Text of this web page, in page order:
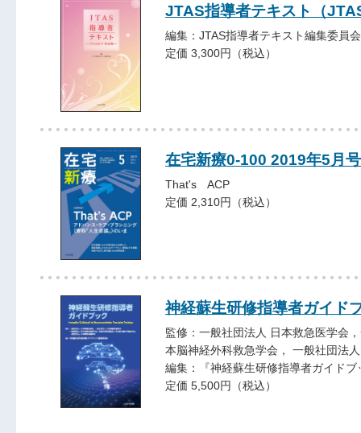
JTAS指導者テキスト（
編集：JTAS指導者テキスト編集委員会
定価 3,300円（税込）
在宅新療0-100 2019年5月号
That's ACP
定価 2,310円（税込）
神経蘇生研修指導者ガイド
監修：一般社団法人 日本救急医学会
本脳神経外科救急学会， 一般社団法
編集：『神経蘇生研修指導者ガイドブ
定価 5,500円（税込）